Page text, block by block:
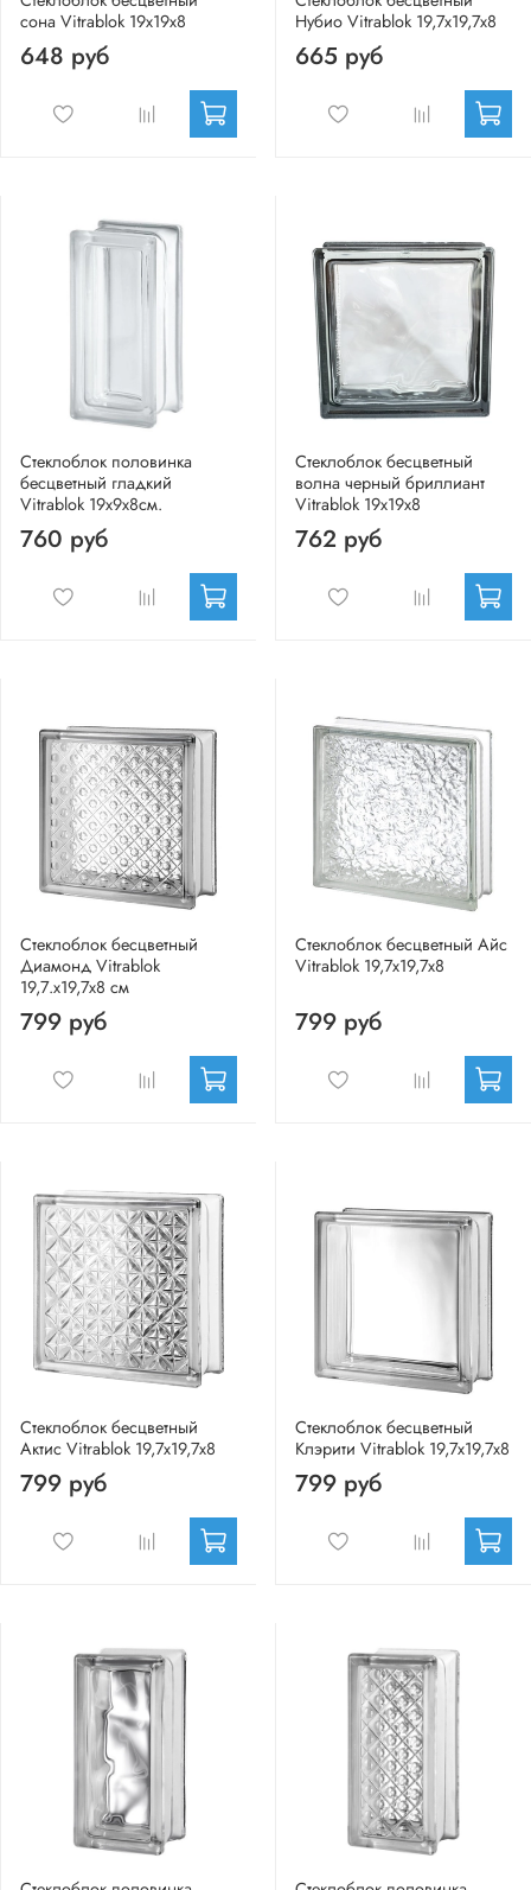
сона Vitrablok 19х19х8
648 руб
Нубио Vitrablok 19,7x19,7x8
665 руб
Стеклоблок половинка
бесцветный гладкий
Vitrablok 19х9х8см.
760 руб
Стеклоблок бесцветный
волна черный бриллиант
Vitrablok 19х19х8
762 руб
Стеклоблок бесцветный
Диамонд Vitrablok
19,7.x19,7x8 см
799 руб
Стеклоблок бесцветный Айс
Vitrablok 19,7x19,7x8
799 руб
Стеклоблок бесцветный
Актис Vitrablok 19,7x19,7x8
799 руб
Стеклоблок бесцветный
Клэрити Vitrablok 19,7x19,7x8
799 руб